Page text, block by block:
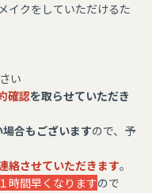
イクをしていただけるた
い
確認を取らせていただき
合もございますので、予
絡させていただきます。
時間早くなりますので